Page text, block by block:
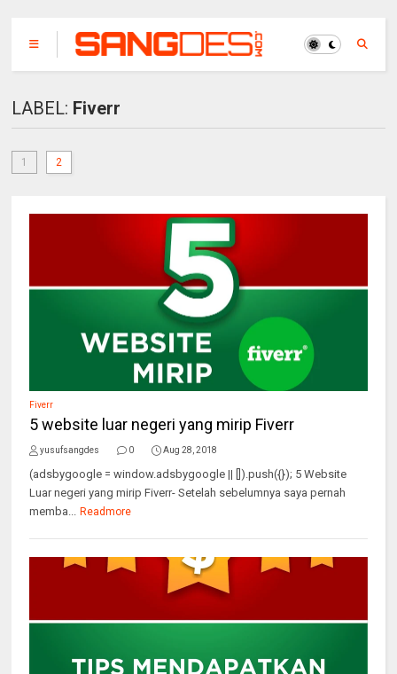
LABEL: Fiverr
1 2
Fiverr
5 website luar negeri yang mirip Fiverr
yusufsangdes 0 Aug 28, 2018
(adsbygoogle = window.adsbygoogle || []).push({}); 5 Website
Luar negeri yang mirip Fiverr- Setelah sebelumnya saya pernah
memba... Readmore